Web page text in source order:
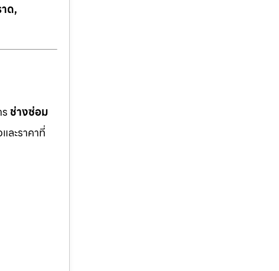
ด,
ช่างซ่อม
ละราคาที่